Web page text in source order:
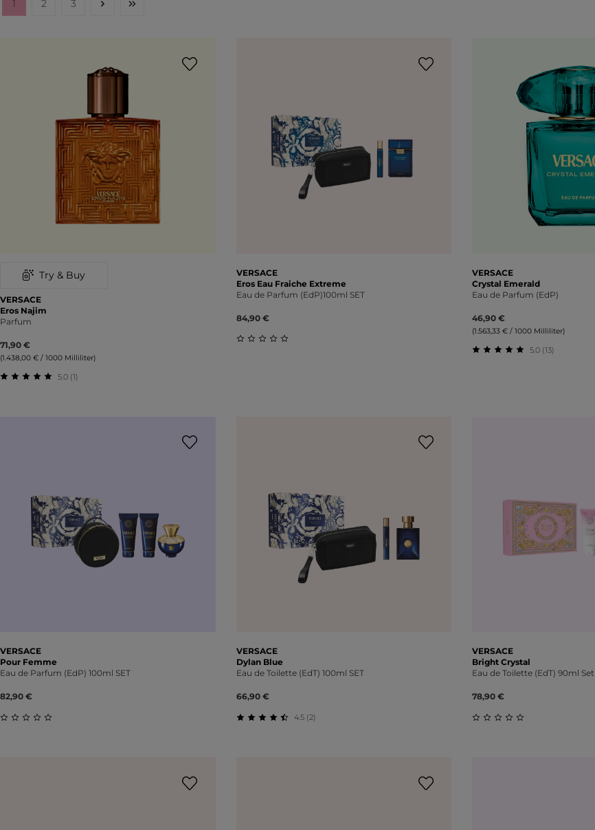
Seite
1 Seite
2 Seite
3
Try & Buy
VERSACE
Eros Najim
Parfum
71,90 €
(1.438,00 € / 1000 Milliliter)
5.0 (1)
VERSACE
Eros Eau Fraiche Extreme
Eau de Parfum (EdP)100ml SET
84,90 €
VERSACE
Crystal Emerald
Eau de Parfum (EdP)
46,90 €
(1.563,33 € / 1000 Milliliter)
5.0 (13)
VERSACE
Pour Femme
Eau de Parfum (EdP) 100ml SET
82,90 €
VERSACE
Dylan Blue
Eau de Toilette (EdT) 100ml SET
66,90 €
4.5 (2)
VERSACE
Bright Crystal
Eau de Toilette (EdT) 90ml Set
78,90 €